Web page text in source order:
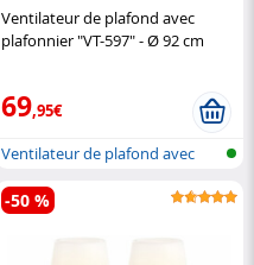
Ventilateur de plafond avec
plafonnier "VT-597" - Ø 92 cm
69,95€
Ventilateur de plafond avec
luminai...
-50 %